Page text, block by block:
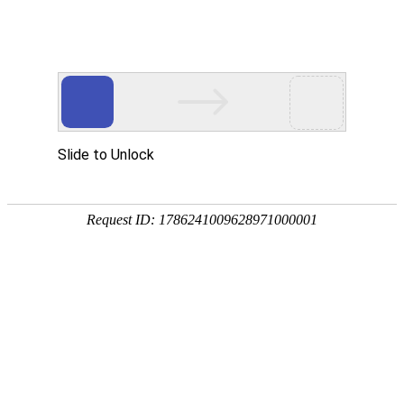
网站首页 关于我们 工作服装 西服职业